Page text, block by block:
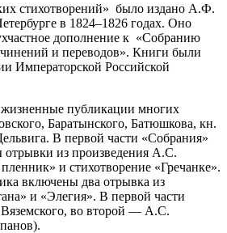
стихотворений» было издано А.Ф.
в 1824–1826 годах. Оно
дополнение к «Собранию
и переводов». Книги были
Императорской Российской
публикации многих
Баратынского, Батюшкова, кн.
В первой части «Собрания»
отрывки из произведения А.С.
и стихотворение «Гречанке».
включены два отрывка из
и «Элегия». В первой части
во второй — А.С.